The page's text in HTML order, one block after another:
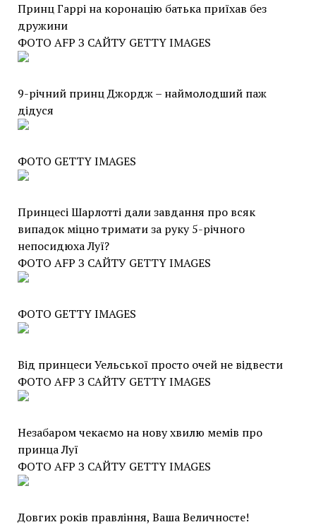
Принц Гаррі на коронацію батька приїхав без
дружини
ФОТО AFP З САЙТУ GETTY IMAGES
9-річний принц Джордж – наймолодший паж
дідуся
ФОТО GETTY IMAGES
Принцесі Шарлотті дали завдання про всяк
випадок міцно тримати за руку 5-річного
непосидюха Луї?
ФОТО AFP З САЙТУ GETTY IMAGES
ФОТО GETTY IMAGES
Від принцеси Уельської просто очей не відвести
ФОТО AFP З САЙТУ GETTY IMAGES
Незабаром чекаємо на нову хвилю мемів про
принца Луї
ФОТО AFP З САЙТУ GETTY IMAGES
Довгих років правління, Ваша Величносте!